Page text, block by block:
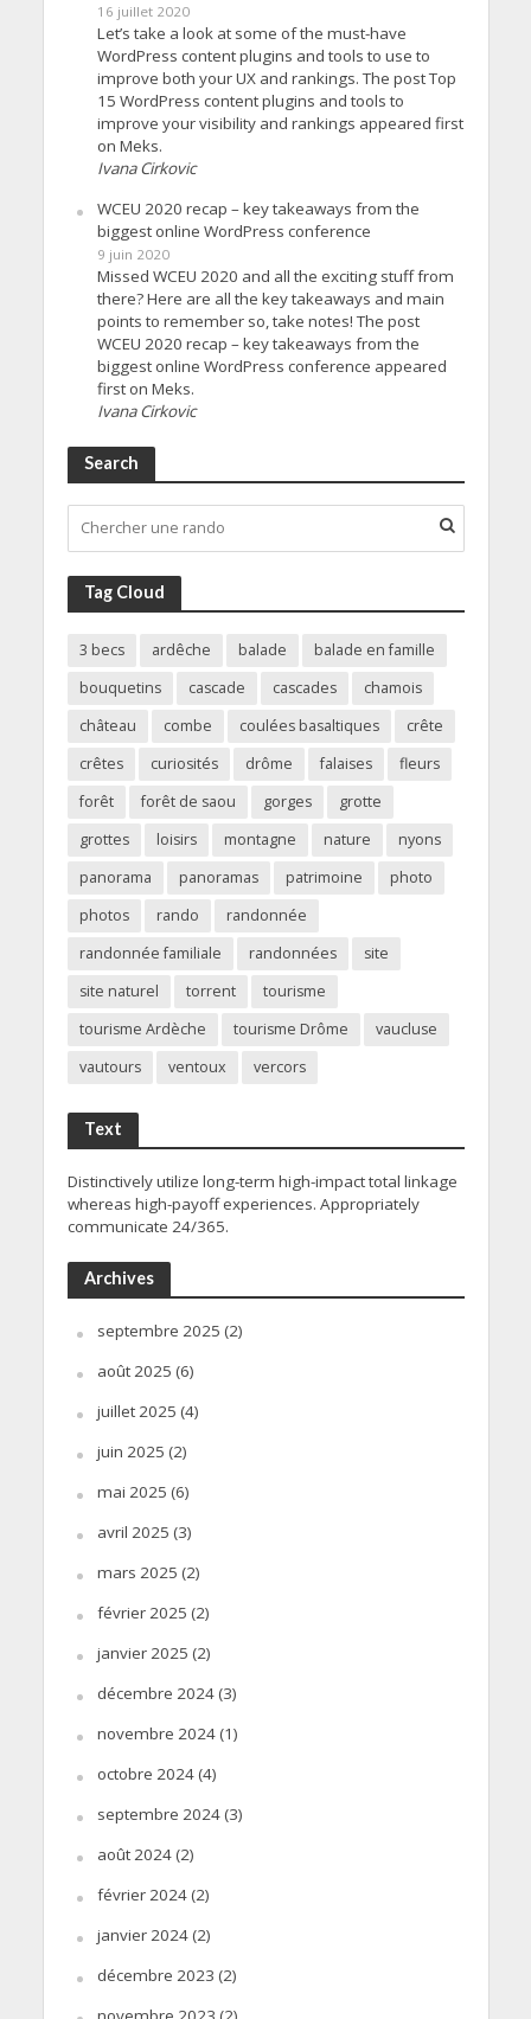
16 juillet 2020
Let’s take a look at some of the must-have
WordPress content plugins and tools to use to
improve both your UX and rankings. The post Top
15 WordPress content plugins and tools to
improve your visibility and rankings appeared first
on Meks.
Ivana Cirkovic
WCEU 2020 recap – key takeaways from the
biggest online WordPress conference
9 juin 2020
Missed WCEU 2020 and all the exciting stuff from
there? Here are all the key takeaways and main
points to remember so, take notes! The post
WCEU 2020 recap – key takeaways from the
biggest online WordPress conference appeared
first on Meks.
Ivana Cirkovic
Search
Tag Cloud
3 becs ardêche balade
balade en famille
bouquetins
cascade cascades
chamois
château
combe coulées basaltiques
crête
crêtes
curiosités drôme falaises
fleurs
forêt
forêt de saou gorges
grotte
grottes
loisirs montagne nature
nyons
panorama
panoramas patrimoine
photo
photos
rando
randonnée
randonnée familiale
randonnées
site
site naturel
torrent
tourisme
tourisme Ardèche
tourisme Drôme
vaucluse
vautours
ventoux vercors
Text
Distinctively utilize long-term high-impact total linkage
whereas high-payoff experiences. Appropriately
communicate 24/365.
Archives
septembre 2025 (2)
août 2025 (6)
juillet 2025 (4)
juin 2025 (2)
mai 2025 (6)
avril 2025 (3)
mars 2025 (2)
février 2025 (2)
janvier 2025 (2)
décembre 2024(3)
novembre 2024(1)
octobre 2024(4)
septembre 2024(3)
août 2024(2)
février 2024(2)
janvier 2024(2)
décembre 2023 (2)